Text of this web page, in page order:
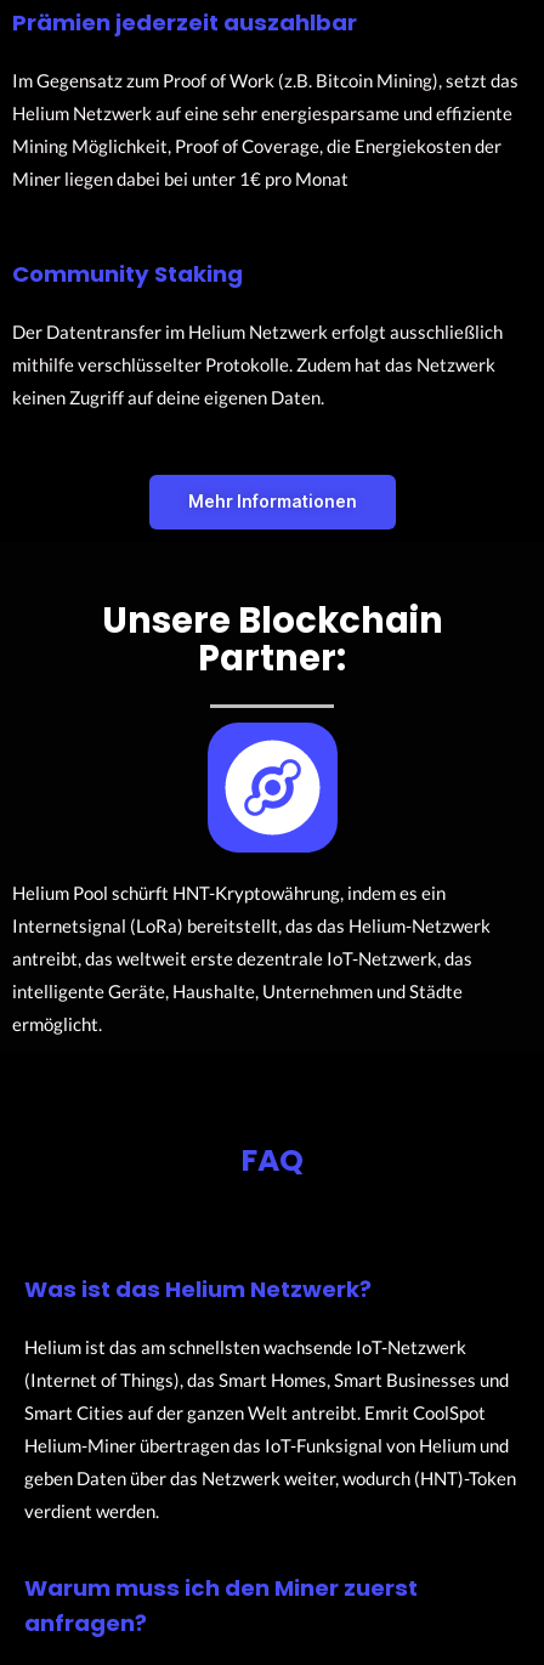
Prämien jederzeit auszahlbar
Im Gegensatz zum Proof of Work (z.B. Bitcoin Mining), setzt das
Helium Netzwerk auf eine sehr energiesparsame und effiziente
Mining Möglichkeit, Proof of Coverage, die Energiekosten der
Miner liegen dabei bei unter 1€ pro Monat
Community Staking
Der Datentransfer im Helium Netzwerk erfolgt ausschließlich
mithilfe verschlüsselter Protokolle. Zudem hat das Netzwerk
keinen Zugriff auf deine eigenen Daten.
Mehr Informationen
Unsere Blockchain
Partner:
Helium Pool schürft HNT-Kryptowährung, indem es ein
Internetsignal (LoRa) bereitstellt, das das Helium-Netzwerk
antreibt, das weltweit erste dezentrale IoT-Netzwerk, das
intelligente Geräte, Haushalte, Unternehmen und Städte
ermöglicht.
FAQ
Was ist das Helium Netzwerk?
Helium ist das am schnellsten wachsende IoT-Netzwerk
(Internet of Things), das Smart Homes, Smart Businesses und
Smart Cities auf der ganzen Welt antreibt. Emrit CoolSpot
Helium-Miner übertragen das IoT-Funksignal von Helium und
geben Daten über das Netzwerk weiter, wodurch (HNT)-Token
verdient werden.
Warum muss ich den Miner zuerst
anfragen?